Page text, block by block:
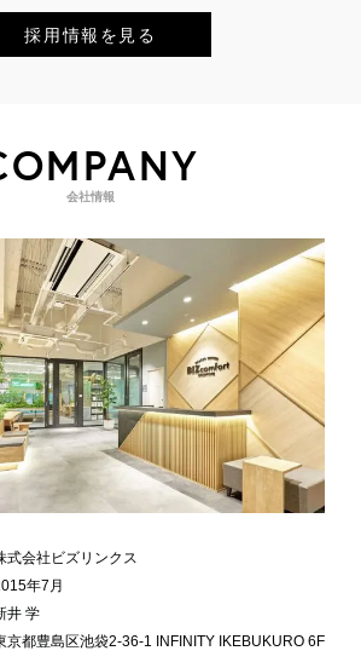
採用情報を見る
会社情報
式会社ビズリンクス
年7月
井 学
京都豊島区池袋2-36-1 INFINITY IKEBUKURO 6F